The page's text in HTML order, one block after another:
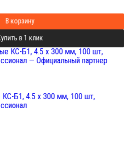
В корзину
в 1 клик
КС-Б1, 4.5 x 300 мм, 100 шт,